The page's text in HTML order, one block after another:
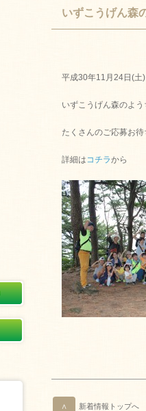
いずこうげん森
平成30年11月24日(土
いずこうげん森のよ
たくさんのご応募お
詳細はコチラから
∧ 新着情報トップへ